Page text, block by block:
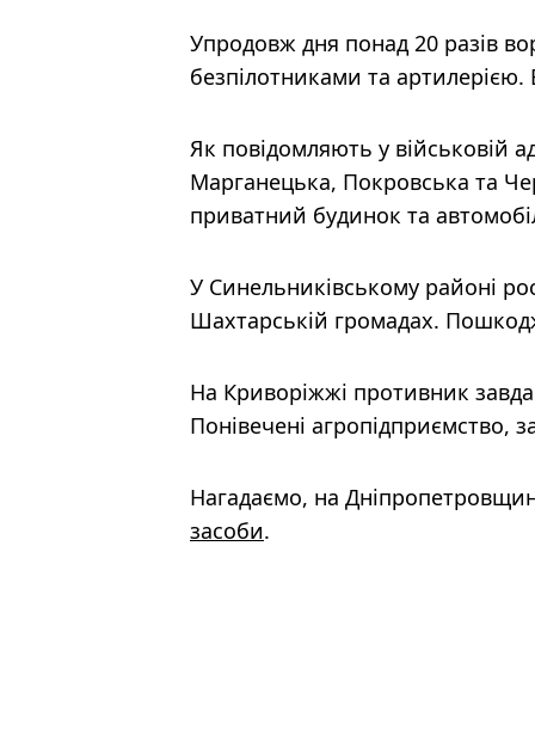
Упродовж дня понад 20 разів
безпілотниками та
Як повідомляють у військовій
Марганецька, Покровська та
приватний будинок та
У Синельниківському районі
Шахтарській громадах.
На Криворіжжі противник
Понівечені агропідприємство,
Нагадаємо, на
засоби.